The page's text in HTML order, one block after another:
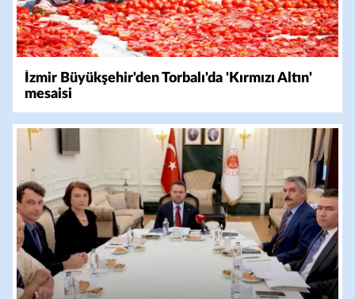
İzmir Büyükşehir'den Torbalı'da 'Kırmızı Altın'
mesaisi